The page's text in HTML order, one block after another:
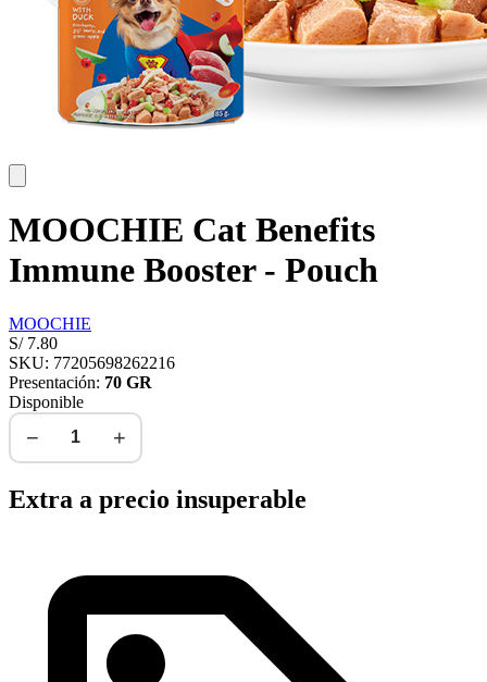
MOOCHIE Cat Benefits
Immune Booster - Pouch
MOOCHIE
S/7.80
SKU: 77205698262216
Presentación: 70 GR
Disponible
− +
Extra a precio insuperable